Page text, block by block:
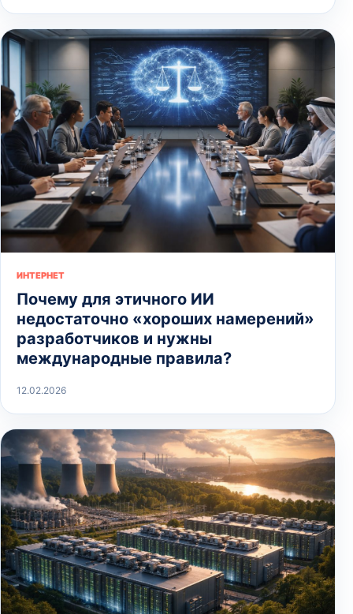
ИНТЕРНЕТ
Почему для этичного ИИ
недостаточно «хороших намерений»
разработчиков и нужны
международные правила?
12.02.2026